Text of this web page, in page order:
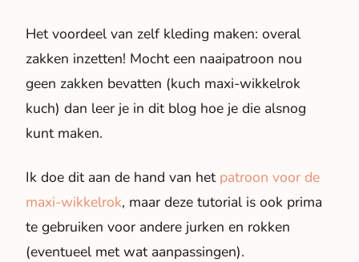
Het voordeel van zelf kleding maken: overal
zakken inzetten! Mocht een naaipatroon nou
geen zakken bevatten (kuch maxi-wikkelrok
kuch) dan leer je in dit blog hoe je die alsnog
kunt maken.
Ik doe dit aan de hand van het patroon voor de
maxi-wikkelrok, maar deze tutorial is ook prima
te gebruiken voor andere jurken en rokken
(eventueel met wat aanpassingen).